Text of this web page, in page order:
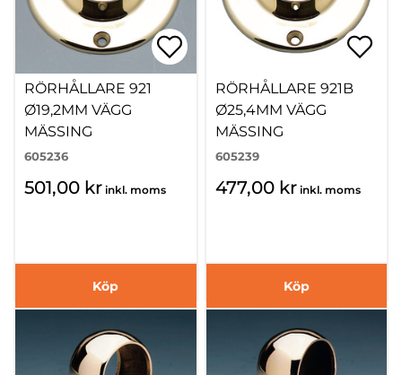
RÖRHÅLLARE 921
Ø19,2MM VÄGG
MÄSSING
605236
501,00 kr inkl. moms
Köp
RÖRHÅLLARE 921B
Ø25,4MM VÄGG
MÄSSING
605239
477,00 kr inkl. moms
Köp